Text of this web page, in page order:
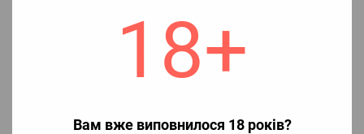
18+
Вам вже виповнилося 18 років?
1️⃣ У флакон з ароматизатором додайте нікотиновий бустер (
Після змішування рідина готова до використання.